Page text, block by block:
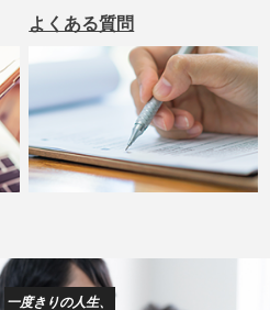
よくある質問
一度きりの人生、